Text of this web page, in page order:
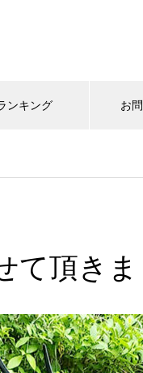
ンキング お
て頂きま